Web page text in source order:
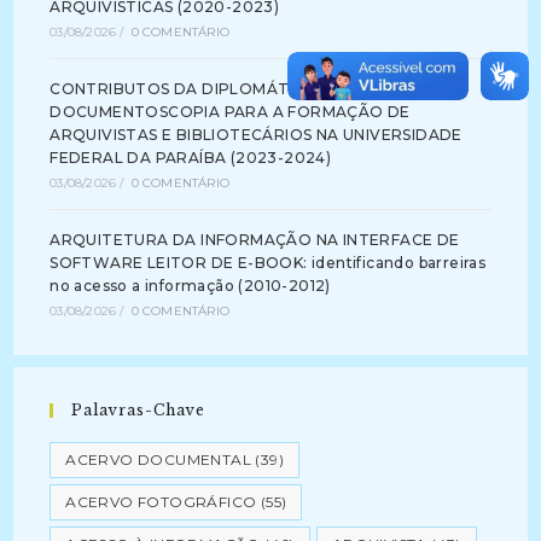
ARQUIVÍSTICAS (2020-2023)
03/08/2026 / 0 COMENTÁRIO
CONTRIBUTOS DA DIPLOMÁTICA E DA
DOCUMENTOSCOPIA PARA A FORMAÇÃO DE
ARQUIVISTAS E BIBLIOTECÁRIOS NA UNIVERSIDADE
FEDERAL DA PARAÍBA (2023-2024)
03/08/2026 / 0 COMENTÁRIO
ARQUITETURA DA INFORMAÇÃO NA INTERFACE DE
SOFTWARE LEITOR DE E-BOOK: identificando barreiras
no acesso a informação (2010-2012)
03/08/2026 / 0 COMENTÁRIO
Palavras-Chave
ACERVO DOCUMENTAL (39)
ACERVO FOTOGRÁFICO (55)